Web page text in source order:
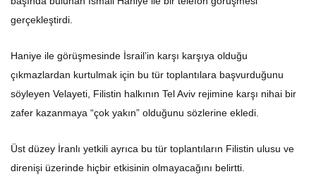
gerçekleştirdi.
Haniye ile görüşmesinde İsrail’in karşı karşıya olduğu
çıkmazlardan kurtulmak için bu tür toplantılara başvurduğunu
söyleyen Velayeti, Filistin halkının Tel Aviv rejimine karşı nihai bir
zafer kazanmaya “çok yakın” olduğunu sözlerine ekledi.
Üst düzey İranlı yetkili ayrıca bu tür toplantıların Filistin ulusu ve
direnişi üzerinde hiçbir etkisinin olmayacağını belirtti.